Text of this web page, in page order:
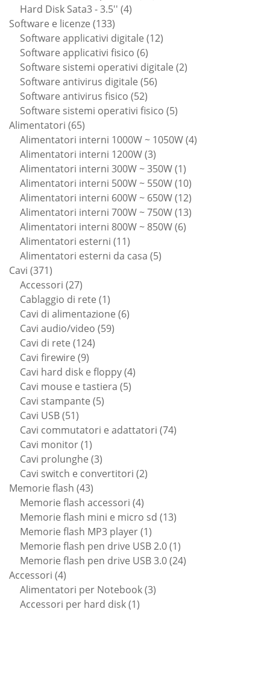
Hard Disk Sata3 - 3.5'' 44
Software e licenze 133133
prodotti
Software applicativi digitale 1212
Software applicativi fisico 66
prodotti
Software sistemi operativi digitale 22
Software antivirus digitale 5656
Software antivirus fisico 5252
prodotti
Software sistemi operativi fisico 55
Alimentatori 6565
prodotti
Alimentatori interni 1000W ~ 1050W 44
Alimentatori interni 1200W 33
prodotti
Alimentatori interni 300W ~ 350W 11
prodotto
Alimentatori interni 500W ~ 550W 1010
prodotti
Alimentatori interni 600W ~ 650W 1212
prodotti
Alimentatori interni 700W ~ 750W 1313
Alimentatori interni 800W ~ 850W 66
Alimentatori esterni 1111
prodotti
Alimentatori esterni da casa 55
Cavi 371371
prodotti
Accessori 2727
prodotti
Cablaggio di rete 11
prodotto
Cavi di alimentazione 66
Cavi audio/video 5959
Cavi di rete 124124
Cavi firewire 99
prodotti
Cavi hard disk e floppy 44
Cavi mouse e tastiera 55
Cavi stampante 55
Cavi USB 5151
prodotti
Cavi commutatori e adattatori 7474
Cavi monitor 11
prodotto
Cavi prolunghe 33
prodotti
Cavi switch e convertitori 22
Memorie flash 4343
prodotti
Memorie flash accessori 44
prodotti
Memorie flash mini e micro sd 1313
Memorie flash MP3 player 11
prodotto
Memorie flash pen drive USB 2.0 11
prodotto
Memorie flash pen drive USB 3.0 2424
Accessori 44
prodotti
Alimentatori per Notebook 33
Accessori per hard disk 11